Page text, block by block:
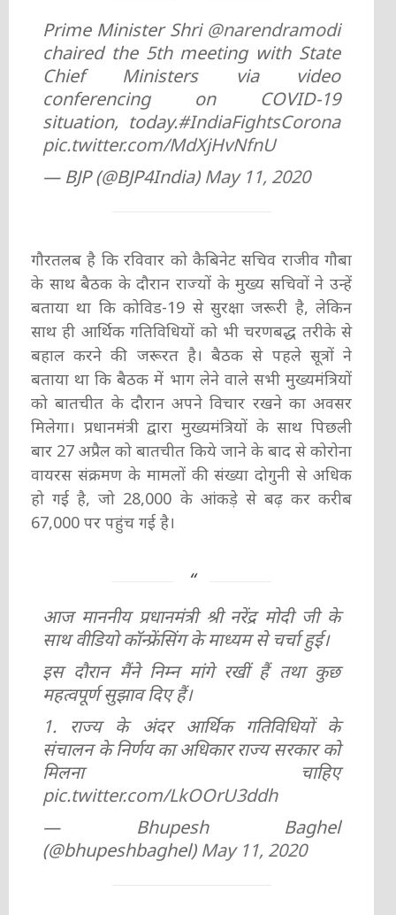
Prime Minister Shri @narendramodi
chaired the 5th meeting with State
Chief Ministers via video
conferencing on COVID-19
situation, today.#IndiaFightsCorona
pic.twitter.com/MdXjHvNfnU
— BJP (@BJP4India) May 11, 2020
गौरतलब है कि रविवार को कैबिनेट सचिव राजीव गौबा
के साथ बैठक के दौरान राज्यों के मुख्य सचिवों ने उन्हें
बताया था कि कोविड-19 से सुरक्षा जरूरी है, लेकिन
साथ ही आर्थिक गतिविधियों को भी चरणबद्ध तरीके से
बहाल करने की जरूरत है। बैठक से पहले सूत्रों ने
बताया था कि बैठक में भाग लेने वाले सभी मुख्यमंत्रियों
को बातचीत के दौरान अपने विचार रखने का अवसर
मिलेगा। प्रधानमंत्री द्वारा मुख्यमंत्रियों के साथ पिछली
बार 27 अप्रैल को बातचीत किये जाने के बाद से कोरोना
वायरस संक्रमण के मामलों की संख्या दोगुनी से अधिक
हो गई है, जो 28,000 के आंकड़े से बढ़ कर करीब
67,000 पर पहुंच गई है।
आज माननीय प्रधानमंत्री श्री नरेंद्र मोदी जी के
साथ वीडियो कॉन्फ्रेंसिंग के माध्यम से चर्चा हुई।
इस दौरान मैंने निम्न मांगे रखीं हैं तथा कुछ
महत्वपूर्ण सुझाव दिए हैं।
1. राज्य के अंदर आर्थिक गतिविधियों के
संचालन के निर्णय का अधिकार राज्य सरकार को
मिलना चाहिए
pic.twitter.com/LkOOrU3ddh
— Bhupesh Baghel
(@bhupeshbaghel) May 11, 2020